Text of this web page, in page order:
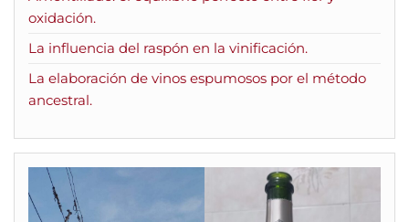
oxidación.
La influencia del raspón en la vinificación.
La elaboración de vinos espumosos por el método
ancestral.